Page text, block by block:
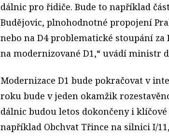
dálnic pro řidiče. Bude to například
Budějovic, plnohodnotné propojení
nebo na D4 problematické stoupání
na modernizované D1,“ uvádí ministr
Modernizace D1 bude pokračovat v
roku bude v jeden okamžik
dálnic budou letos dokončeny i
například Obchvat Třince na silnici I/